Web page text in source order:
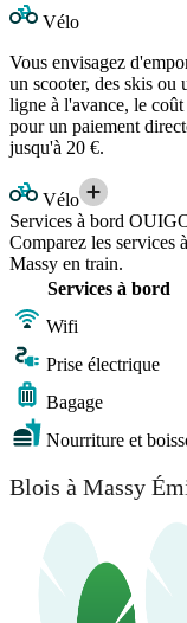
Vélo
Vous envisagez
un scooter, des skis ou
ligne à l'avance, le
pour un paiement
jusqu'à 20 €.
Vélo
Services à bord
Comparez les services
Massy en train.
Services à bord
Wifi
Prise électrique
Bagage
Nourriture et
Blois à Massy